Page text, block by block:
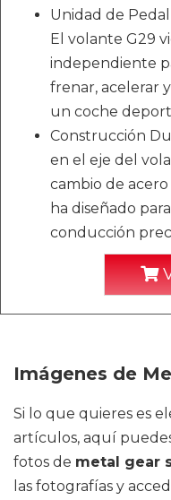
Unidad de
El volante G29
independiente
frenar, acelerar
un coche
Construcción
en el eje del
cambio de
ha diseñado
conducción
Imágenes de
Si lo que quieres es
artículos, aquí
fotos de metal gear
las fotografías y